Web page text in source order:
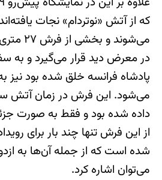
که از آتش «نوتردام» نجات
می‌شوند
در معرض دید قرار می‌گیرد و به
پادشاه فرانسه خلق شده بود نیز
می‌شود. این فرش در زمان آتش
داده شده بود و فقط به صورت
از این فرش تنها چند بار برای
شده است که از جمله آن‌ها به
می‌توان اشاره کرد.